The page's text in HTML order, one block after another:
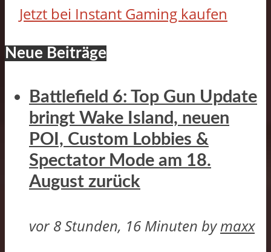
Jetzt bei Instant Gaming kaufen
Neue Beiträge
Battlefield 6: Top Gun Update
bringt Wake Island, neuen
POI, Custom Lobbies &
Spectator Mode am 18.
August zurück
vor 8 Stunden, 16 Minuten bymaxx